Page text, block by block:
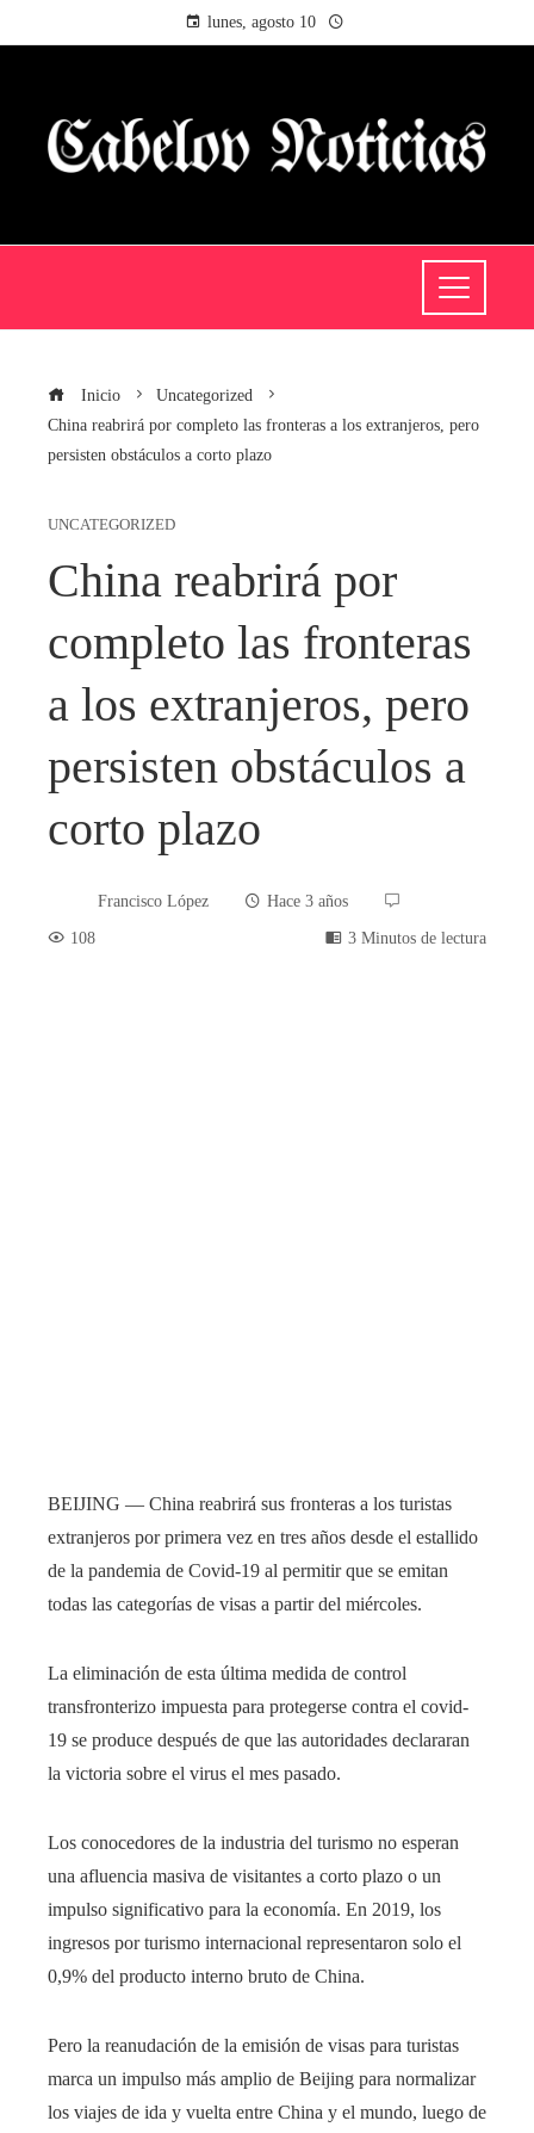
lunes, agosto 10
Inicio
Uncategorized
China reabrirá por completo las fronteras a los extranjeros, pero
persisten obstáculos a corto plazo
UNCATEGORIZED
China reabrirá por
completo las fronteras
a los extranjeros, pero
persisten obstáculos a
corto plazo
Francisco López
Hace 3 años
108
3 Minutos de lectura
BEIJING — China reabrirá sus fronteras a los turistas
extranjeros por primera vez en tres años desde el estallido
de la pandemia de Covid-19 al permitir que se emitan
todas las categorías de visas a partir del miércoles.
La eliminación de esta última medida de control
transfronterizo impuesta para protegerse contra el covid-
19 se produce después de que las autoridades declararan
la victoria sobre el virus el mes pasado.
Los conocedores de la industria del turismo no esperan
una afluencia masiva de visitantes a corto plazo o un
impulso significativo para la economía. En 2019, los
ingresos por turismo internacional representaron solo el
0,9% del producto interno bruto de China.
Pero la reanudación de la emisión de visas para turistas
marca un impulso más amplio de Beijing para normalizar
los viajes de ida y vuelta entre China y el mundo, luego de